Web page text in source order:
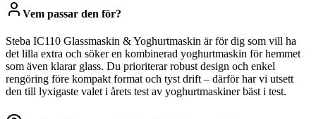
Vem passar den för?
Steba IC110 Glassmaskin & Yoghurtmaskin är för dig som vill ha
det lilla extra och söker en kombinerad yoghurtmaskin för hemmet
som även klarar glass. Du prioriterar robust design och enkel
rengöring före kompakt format och tyst drift – därför har vi utsett
den till lyxigaste valet i årets test av yoghurtmaskiner bäst i test.